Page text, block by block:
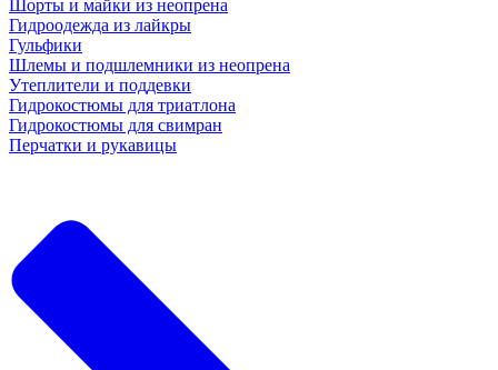
Шорты и майки из неопрена
Гидроодежда из лайкры
Гульфики
Шлемы и подшлемники из неопрена
Утеплители и поддевки
Гидрокостюмы для триатлона
Гидрокостюмы для свимран
Перчатки и рукавицы